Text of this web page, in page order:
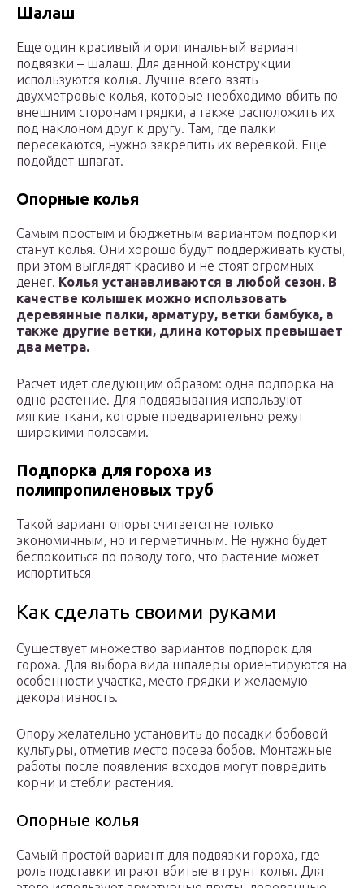
Шалаш
Еще один красивый и оригинальный вариант
подвязки – шалаш. Для данной конструкции
используются колья. Лучше всего взять
двухметровые колья, которые необходимо вбить по
внешним сторонам грядки, а также расположить их
под наклоном друг к другу. Там, где палки
пересекаются, нужно закрепить их веревкой. Еще
подойдет шпагат.
Опорные колья
Самым простым и бюджетным вариантом подпорки
станут колья. Они хорошо будут поддерживать кусты,
при этом выглядят красиво и не стоят огромных
денег. Колья устанавливаются в любой сезон. В
качестве колышек можно использовать
деревянные палки, арматуру, ветки бамбука, а
также другие ветки, длина которых превышает
два метра.
Расчет идет следующим образом: одна подпорка на
одно растение. Для подвязывания используют
мягкие ткани, которые предварительно режут
широкими полосами.
Подпорка для гороха из
полипропиленовых труб
Такой вариант опоры считается не только
экономичным, но и герметичным. Не нужно будет
беспокоиться по поводу того, что растение может
испортиться
Как сделать своими руками
Существует множество вариантов подпорок для
гороха. Для выбора вида шпалеры ориентируются на
особенности участка, место грядки и желаемую
декоративность.
Опору желательно установить до посадки бобовой
культуры, отметив место посева бобов. Монтажные
работы после появления всходов могут повредить
корни и стебли растения.
Опорные колья
Самый простой вариант для подвязки гороха, где
роль подставки играют вбитые в грунт колья. Для